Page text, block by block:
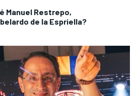
Manuel Restrepo,
de la Espriella?